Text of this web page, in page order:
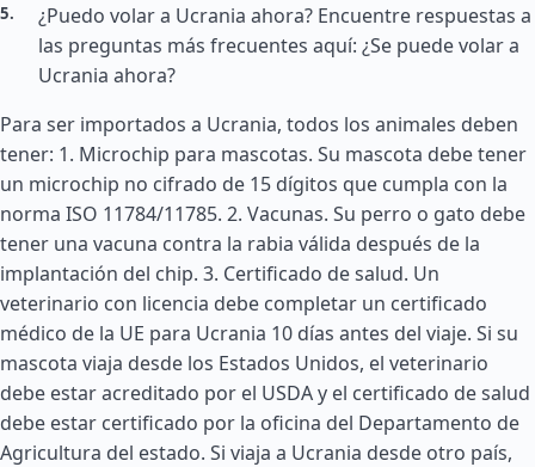
¿Puedo volar a Ucrania ahora? Encuentre respuestas a
las preguntas más frecuentes aquí: ¿Se puede volar a
Ucrania ahora?
Para ser importados a Ucrania, todos los animales deben
tener: 1. Microchip para mascotas. Su mascota debe tener
un microchip no cifrado de 15 dígitos que cumpla con la
norma ISO 11784/11785. 2. Vacunas. Su perro o gato debe
tener una vacuna contra la rabia válida después de la
implantación del chip. 3. Certificado de salud. Un
veterinario con licencia debe completar un certificado
médico de la UE para Ucrania 10 días antes del viaje. Si su
mascota viaja desde los Estados Unidos, el veterinario
debe estar acreditado por el USDA y el certificado de salud
debe estar certificado por la oficina del Departamento de
Agricultura del estado. Si viaja a Ucrania desde otro país,